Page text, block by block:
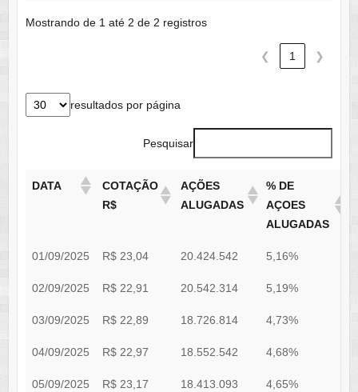
Mostrando de 1 até 2 de 2 registros
❮ 1 ❯
resultados por página
Pesquisar
DATA
COTAÇÃO
R$
AÇÕES
ALUGADAS
% DE
AÇOES
ALUGADAS
01/09/2025 R$ 23,04 20.424.542 5,16%
02/09/2025 R$ 22,91 20.542.314 5,19%
03/09/2025 R$ 22,89 18.726.814 4,73%
04/09/2025 R$ 22,97 18.552.542 4,68%
05/09/2025 R$ 23,17 18.413.093 4,65%